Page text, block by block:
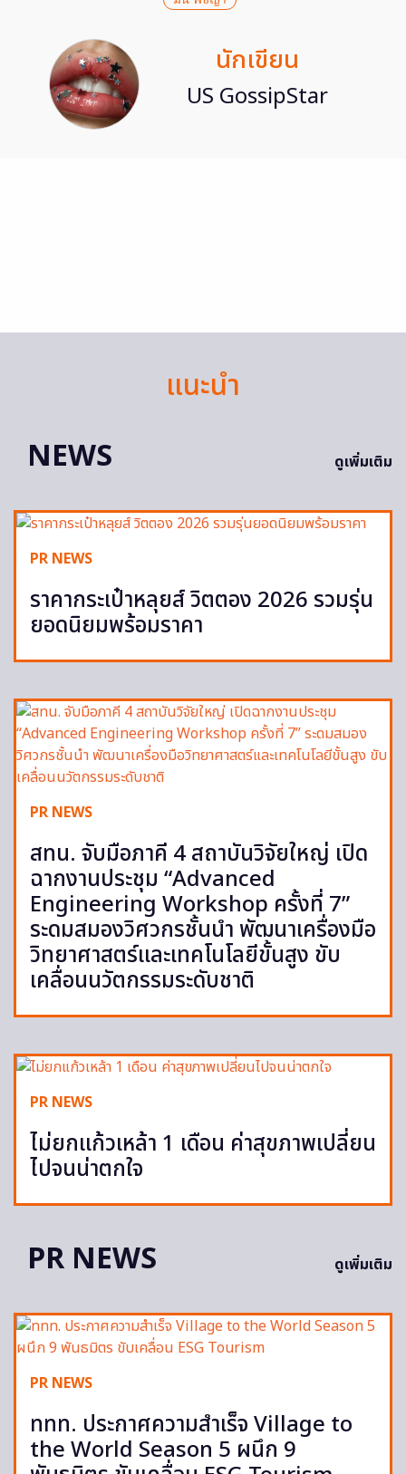
นักเขียน
US GossipStar
แนะนำ
NEWS
ดูเพิ่มเติม
PR NEWS
ราคากระเป๋าหลุยส์ วิตตอง 2026 รวมรุ่น
ยอดนิยมพร้อมราคา
PR NEWS
สทน. จับมือภาคี 4 สถาบันวิจัยใหญ่ เปิด
ฉากงานประชุม “Advanced
Engineering Workshop ครั้งที่ 7”
ระดมสมองวิศวกรชั้นนำ พัฒนาเครื่องมือ
วิทยาศาสตร์และเทคโนโลยีขั้นสูง ขับ
เคลื่อนนวัตกรรมระดับชาติ
PR NEWS
ไม่ยกแก้วเหล้า 1 เดือน ค่าสุขภาพเปลี่ยน
ไปจนน่าตกใจ
PR NEWS ดูเพิ่มเติม
PR NEWS
ททท. ประกาศความสำเร็จ Village to
the World Season 5 ผนึก 9